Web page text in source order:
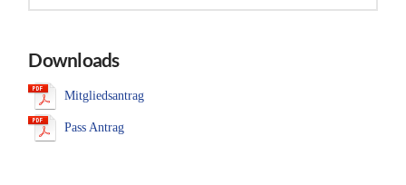
Downloads
Mitgliedsantrag
Pass Antrag